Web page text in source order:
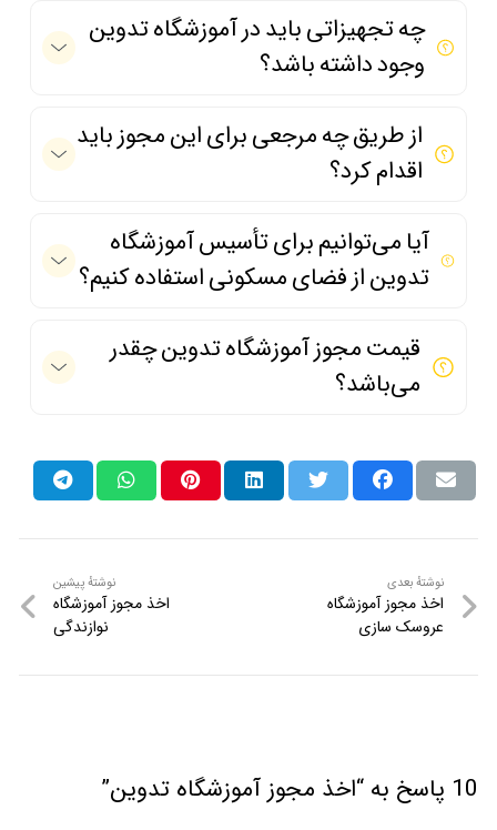
چه تجهیزاتی باید در آموزشگاه تدوین
وجود داشته باشد؟
از طریق چه مرجعی برای این مجوز باید
اقدام کرد؟
آیا می‌توانیم برای تأسیس آموزشگاه
تدوین از فضای مسکونی استفاده کنیم؟
قیمت مجوز آموزشگاه تدوین چقدر
می‌باشد؟
راهبری
نوشتهٔ پیشین
پیشیناخذ مجوز آموزشگاه
نوازندگی
نوشتهٔ بعدی
نوشتهٔ
بعدی
اخذ مجوز آموزشگاه
عروسک سازی
10 پاسخ به “اخذ مجوز آموزشگاه تدوین”